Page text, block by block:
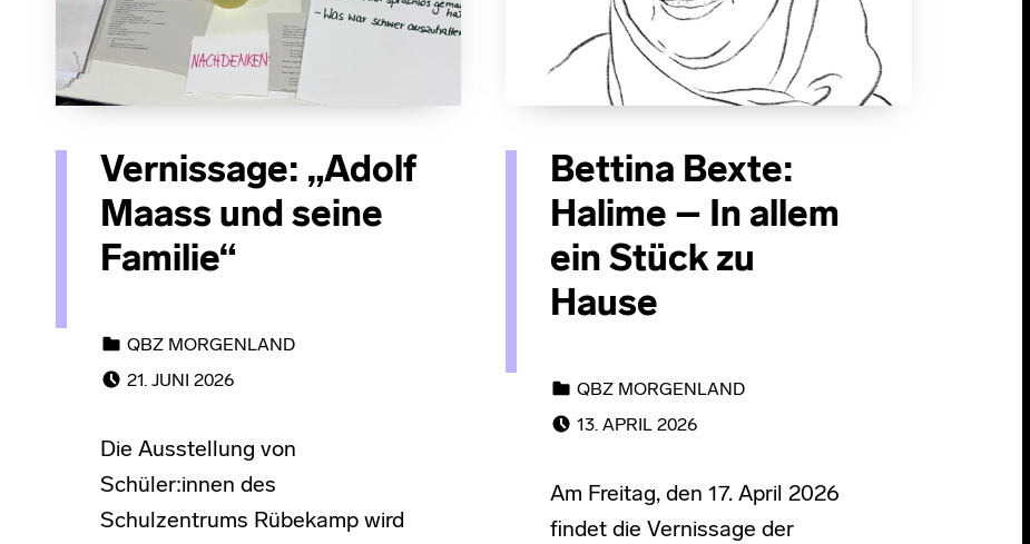
Vernissage: „Adolf
Maass und seine
Familie“
QBZ MORGENLAND
21. JUNI 2026
Die Ausstellung von
Schüler:innen des
Schulzentrums Rübekamp wird
Bettina Bexte:
Halime – In allem
ein Stück zu
Hause
QBZ MORGENLAND
13. APRIL 2026
Am Freitag, den 17. April 2026
findet die Vernissage der